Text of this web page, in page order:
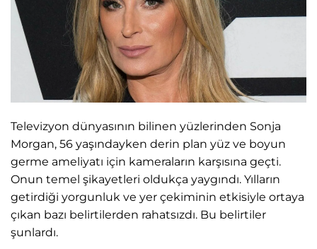
Televizyon dünyasının bilinen yüzlerinden Sonja
Morgan, 56 yaşındayken derin plan yüz ve boyun
germe ameliyatı için kameraların karşısına geçti.
Onun temel şikayetleri oldukça yaygındı. Yılların
getirdiği yorgunluk ve yer çekiminin etkisiyle ortaya
çıkan bazı belirtilerden rahatsızdı. Bu belirtiler
şunlardı.